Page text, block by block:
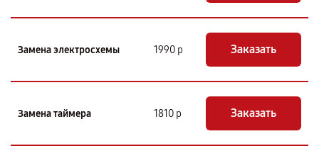
Замена электросхемы 1990 р Заказать
Замена таймера 1810 р Заказать